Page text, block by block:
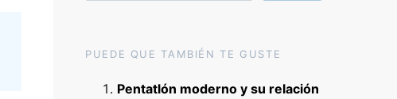
PUEDE QUE TAMBIÉN TE GUSTE
Pentatlón moderno y su relación